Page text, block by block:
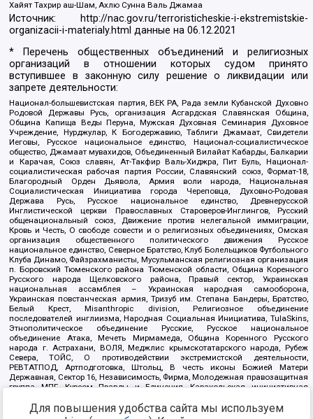
Хайят Тахрир аш-Шам, Ахлю Сунна Валь Джамаа
Источник:
http://nac.gov.ru/terroristicheskie-i-ekstremistskie-
organizacii-i-materialy.html данные на06.12.2021
* Перечень общественных объединений и религиозных
организаций в отношении которых судом принято
вступившее в законную силу решение о ликвидации или
запрете деятельности:
Национал-большевистская партия, ВЕК РА, Рада земли Кубанской Духовно
Родовой Державы Русь, организация Асгардская Славянская Община,
Община Капища Веды Перуна, Мужская Духовная Семинария Духовное
Учреждение, Нурджулар, К Богодержавию, Таблиги Джамаат, Свидетели
Иеговы, Русское национальное единство, Национал-социалистическое
общество, Джамаат мувахидов, Объединенный Вилайат Кабарды, Балкарии
и Карачая, Союз славян, Ат-Такфир Валь-Хиджра, Пит Буль, Национал-
социалистическая рабочая партия России, Славянский союз, Формат-18,
Благородный Орден Дьявола, Армия воли народа, Национальная
Социалистическая Инициатива города Череповца, Духовно-Родовая
Держава Русь, Русское национальное единство, Древнерусской
Инглистической церкви Православных Староверов-Инглингов, Русский
общенациональный союз, Движение против нелегальной иммиграции,
Кровь и Честь, О свободе совести и о религиозных объединениях, Омская
организация общественного политического движения Русское
национальное единство, Северное Братство, Клуб Болельщиков Футбольного
Клуба Динамо, Файзрахманисты, Мусульманская религиозная организация
п. Боровский Тюменского района Тюменской области, Община Коренного
Русского народа Щелковского района, Правый сектор, Украинская
национальная ассамблея – Украинская народная самооборона,
Украинская повстанческая армия, Тризуб им. Степана Бандеры, Братство,
Белый Крест, Misanthropic division, Религиозное объединение
последователей инглиизма, Народная Социальная Инициатива, TulaSkins,
Этнополитическое объединение Русские, Русское национальное
объединение Атака, Мечеть Мирмамеда, Община Коренного Русского
народа г. Астрахани, ВОЛЯ, Меджлис крымскотатарского народа, Рубеж
Севера, ТОЙС, О противодействии экстремистской деятельности,
РЕВТАТПОД, Артподготовка, Штольц, В честь иконы Божией Матери
Державная, Сектор 16, Независимость, Фирма, Молодежная правозащитная
группа МПГ, Курсом Правды и Единения, Каракольская инициативная
Благотворительный пансионат Ак Умут, Русская республика Русь,
Арестантское уголовное единство, Башкорт, Нация и свобода, W.H.С., Фалунь
Для повышения удобства сайта мы используем